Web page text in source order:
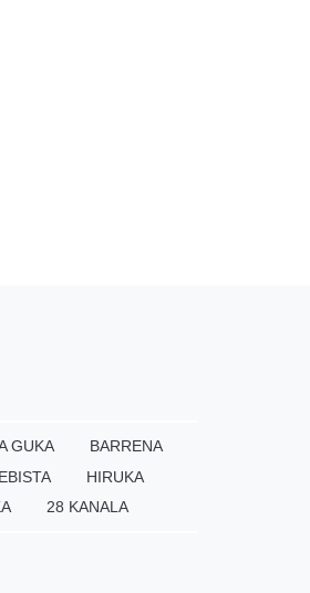
GUKA
BARRENA
HIRUKA
28 KANALA